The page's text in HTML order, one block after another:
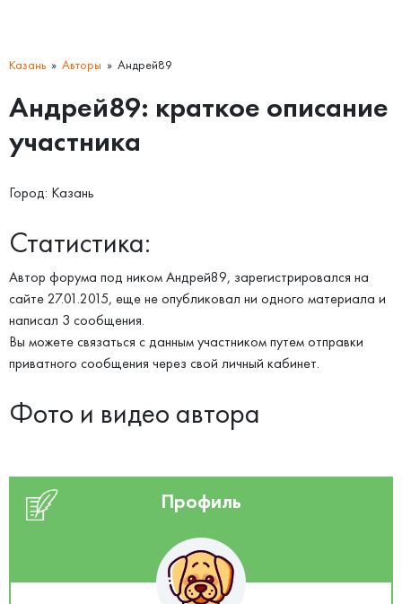
Казань Авторы Андрей89
Андрей89: краткое описание
участника
Город: Казань
Статистика:
Автор форума под ником Андрей89, зарегистрировался на
сайте 27.01.2015, еще не опубликовал ни одного материала и
написал 3 сообщения.
Вы можете связаться с данным участником путем отправки
приватного сообщения через свой личный кабинет.
Фото и видео автора
Профиль